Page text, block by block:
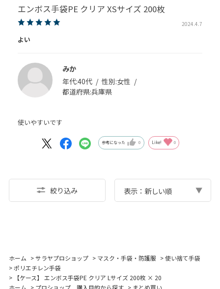
エンボス手袋PE クリア XSサイズ 200枚
2024.4.7
よい
みか
年代:40代 性別:女性
都道府県:兵庫県
使いやすいです
参考になった 0 Like! 0
絞り込み 表示：新しい順
ホーム >サラヤプロショップ > マスク・手袋・防護服 >使い捨て手袋
>ポリエチレン手袋
>
【ケース】 エンボス手袋PE クリア Lサイズ 200枚 × 20